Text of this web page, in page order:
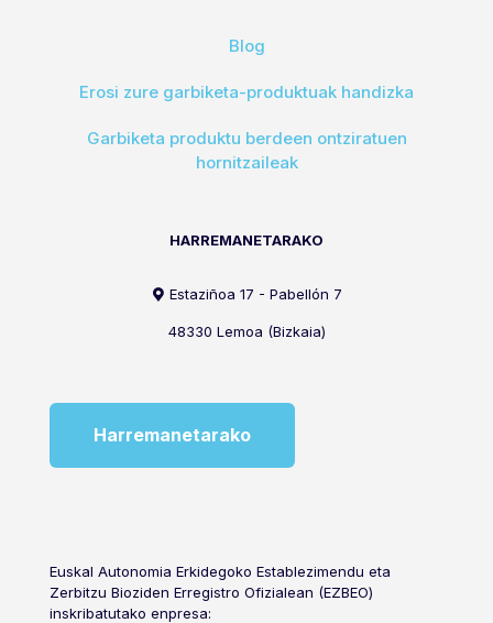
Blog
Erosi zure garbiketa-produktuak handizka
Garbiketa produktu berdeen ontziratuen
hornitzaileak
HARREMANETARAKO
Estaziñoa 17 - Pabellón 7
48330 Lemoa (Bizkaia)
Harremanetarako
Euskal Autonomia Erkidegoko Establezimendu eta
Zerbitzu Bioziden Erregistro Ofizialean (EZBEO)
inskribatutako enpresa: